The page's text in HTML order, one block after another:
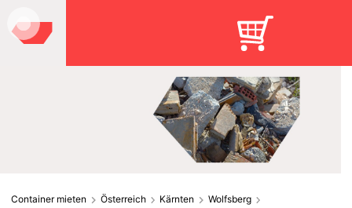
Container mieten Österreich Kärnten
Wolfsberg